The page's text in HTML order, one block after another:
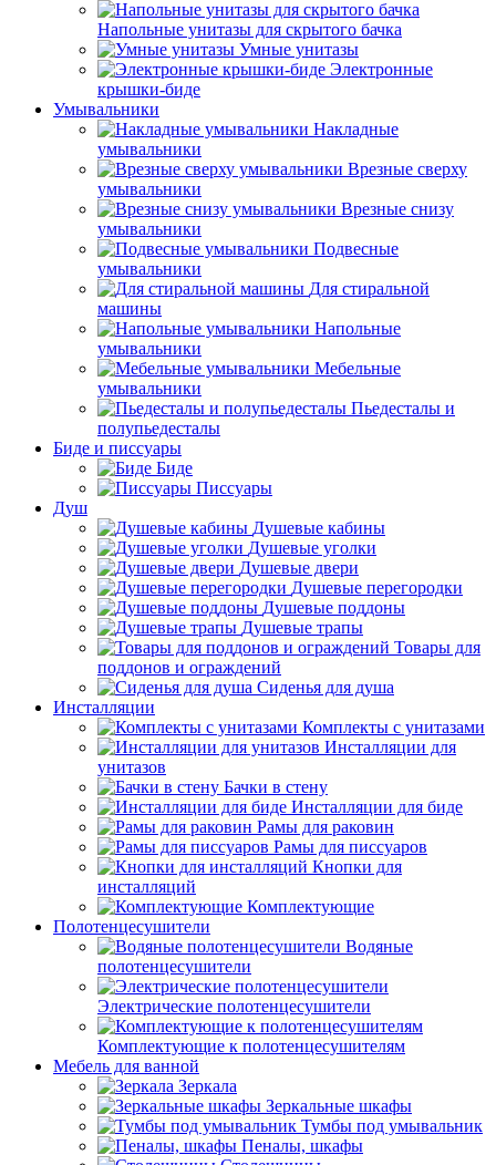
Напольные унитазы для скрытого бачка
Умные унитазы
Электронные
крышки-биде
Умывальники
Накладные
умывальники
Врезные сверху
умывальники
Врезные снизу
умывальники
Подвесные
умывальники
Для стиральной
машины
Напольные
умывальники
Мебельные
умывальники
Пьедесталы и
полупьедесталы
Биде и писсуары
Биде
Писсуары
Душ
Душевые кабины
Душевые уголки
Душевые двери
Душевые перегородки
Душевые поддоны
Душевые трапы
Товары для
поддонов и ограждений
Сиденья для душа
Инсталляции
Комплекты с унитазами
Инсталляции для
унитазов
Бачки в стену
Инсталляции для биде
Рамы для раковин
Рамы для писсуаров
Кнопки для
инсталляций
Комплектующие
Полотенцесушители
Водяные
полотенцесушители
Электрические полотенцесушители
Комплектующие к полотенцесушителям
Мебель для ванной
Зеркала
Зеркальные шкафы
Тумбы под умывальник
Пеналы, шкафы